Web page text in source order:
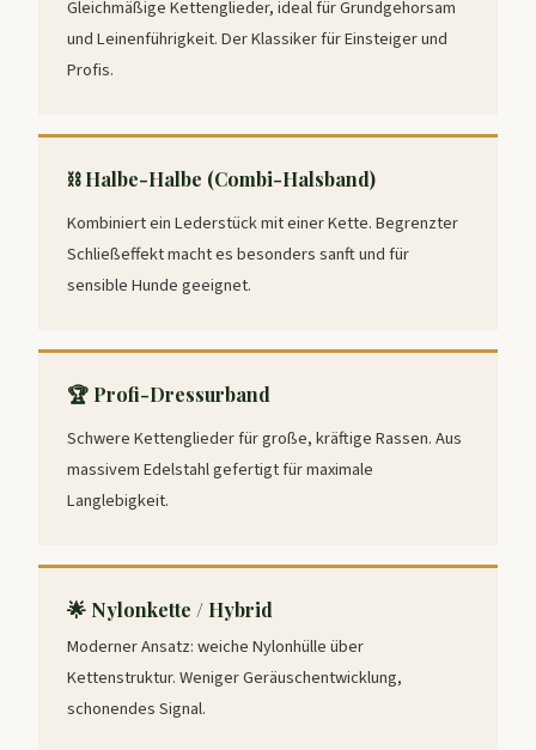
Gleichmäßige Kettenglieder, ideal für Grundgehorsam
und Leinenführigkeit. Der Klassiker für Einsteiger und
Profis.
⛓️ Halbe-Halbe (Combi-Halsband)
Kombiniert ein Lederstück mit einer Kette. Begrenzter
Schließeffekt macht es besonders sanft und für
sensible Hunde geeignet.
🏆 Profi-Dressurband
Schwere Kettenglieder für große, kräftige Rassen. Aus
massivem Edelstahl gefertigt für maximale
Langlebigkeit.
🌟 Nylonkette / Hybrid
Moderner Ansatz: weiche Nylonhülle über
Kettenstruktur. Weniger Geräuschentwicklung,
schonendes Signal.